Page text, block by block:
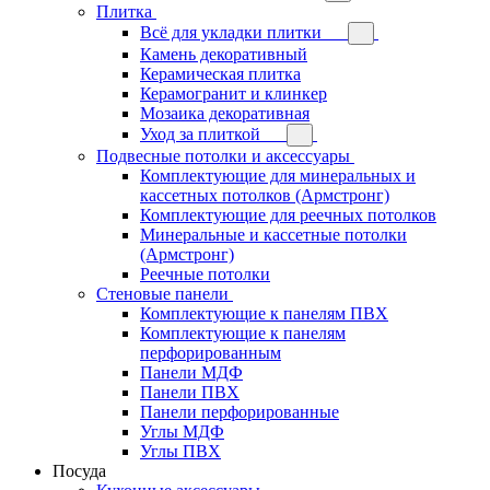
Плитка
Всё для укладки плитки
Камень декоративный
Керамическая плитка
Керамогранит и клинкер
Мозаика декоративная
Уход за плиткой
Подвесные потолки и аксессуары
Комплектующие для минеральных и
кассетных потолков (Армстронг)
Комплектующие для реечных потолков
Минеральные и кассетные потолки
(Армстронг)
Реечные потолки
Стеновые панели
Комплектующие к панелям ПВХ
Комплектующие к панелям
перфорированным
Панели МДФ
Панели ПВХ
Панели перфорированные
Углы МДФ
Углы ПВХ
Посуда